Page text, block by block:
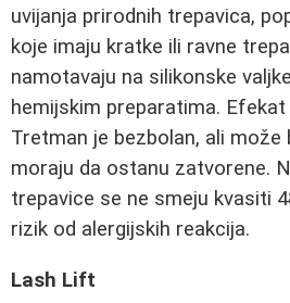
uvijanja prirodnih trepavica,
koje imaju kratke ili ravne
namotavaju na silikonske
hemijskim preparatima.
Tretman je bezbolan, ali može
moraju da ostanu zatvorene.
trepavice se ne smeju kvasiti
rizik od alergijskih reakcija.
Lash Lift